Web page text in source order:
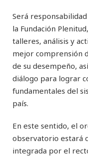
Será
la Fundación
talleres, análisis y
mejor comprensión
de su desempeño,
diálogo para lograr
fundamentales del
país.
En este sentido, el
observatorio estará
integrada por el